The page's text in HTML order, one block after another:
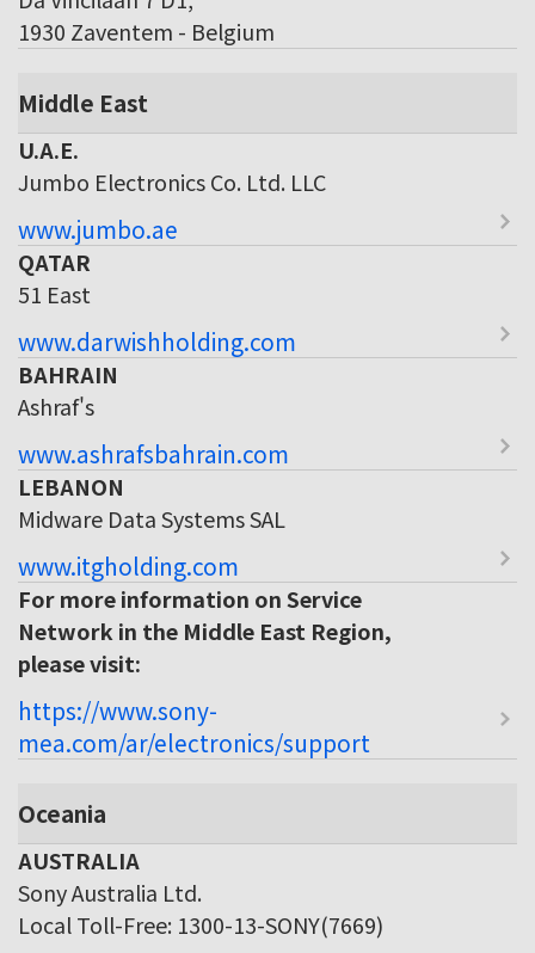
1930 Zaventem - Belgium
Middle East
U.A.E.
Jumbo Electronics Co. Ltd. LLC
www.jumbo.ae
QATAR
51 East
www.darwishholding.com
BAHRAIN
Ashraf's
www.ashrafsbahrain.com
LEBANON
Midware Data Systems SAL
www.itgholding.com
For more information on Service
Network in the Middle East Region,
please visit:
https://www.sony-
mea.com/ar/electronics/support
Oceania
AUSTRALIA
Sony Australia Ltd.
Local Toll-Free: 1300-13-SONY(7669)